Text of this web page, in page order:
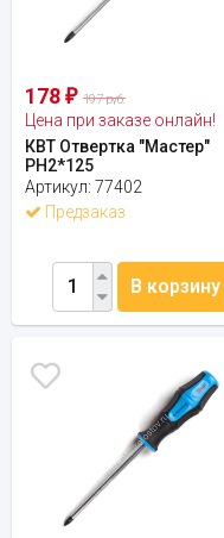
178 ₽ 197 руб.
Цена при заказе онлайн!
КВТ Отвертка "Мастер"
PH2*125
Артикул: 77402
Предзаказ
В корзину